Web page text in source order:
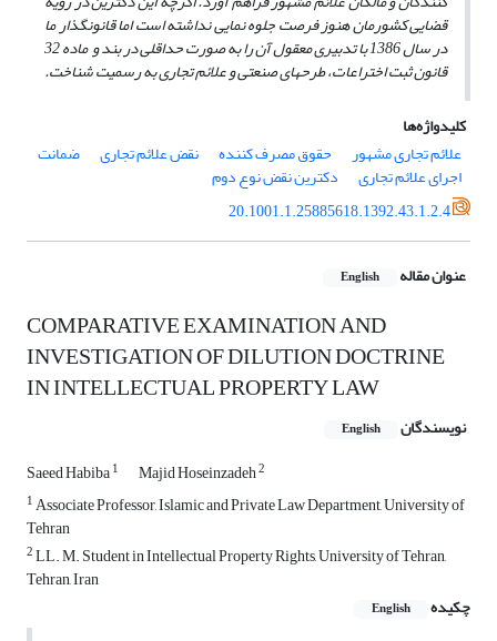
قضایی کشورمان هنوز فرصت جلوه نمایی نداشته است اما قانونگذار ما
در سال 1386 با تدبیری معقول آن را به صورت حداقلی در بند و ماده 32
قانون ثبت اختراعات، طرح­های صنعتی و علائم تجاری به رسمیت شناخت.
کلیدواژه‌ها
علائم تجاری مشهور
حقوق مصرف کننده نقض علائم تجاری ضمانت
اجرای علائم تجاری
دکترین نقض نوع دوم
20.1001.1.25885618.1392.43.1.2.4
عنوان مقاله English
COMPARATIVE EXAMINATION AND
INVESTIGATION OF DILUTION DOCTRINE
IN INTELLECTUAL PROPERTY LAW
نویسندگان English
Saeed Habiba1 Majid Hoseinzadeh2
1Associate Professor, Islamic and Private Law Department, University of
Tehran
2LL. M. Student in Intellectual Property Rights, University of Tehran,
Tehran, Iran
چکیده
English